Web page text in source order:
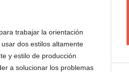
trabajar la orientación
dos estilos altamente
y estilo de producción
a solucionar los problemas